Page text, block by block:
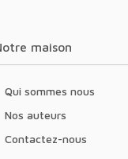
Notre maison
Qui sommes nous
Nos auteurs
Contactez-nous